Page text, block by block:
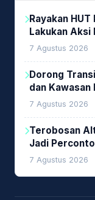
Rayakan
Lakukan Aksi
7 Agustus 2026
Dorong
dan Kawasan
Investasi
7 Agustus 2026
Terobosan
Jadi
7 Agustus 2026